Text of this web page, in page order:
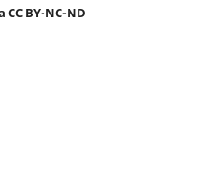
CC BY-NC-ND